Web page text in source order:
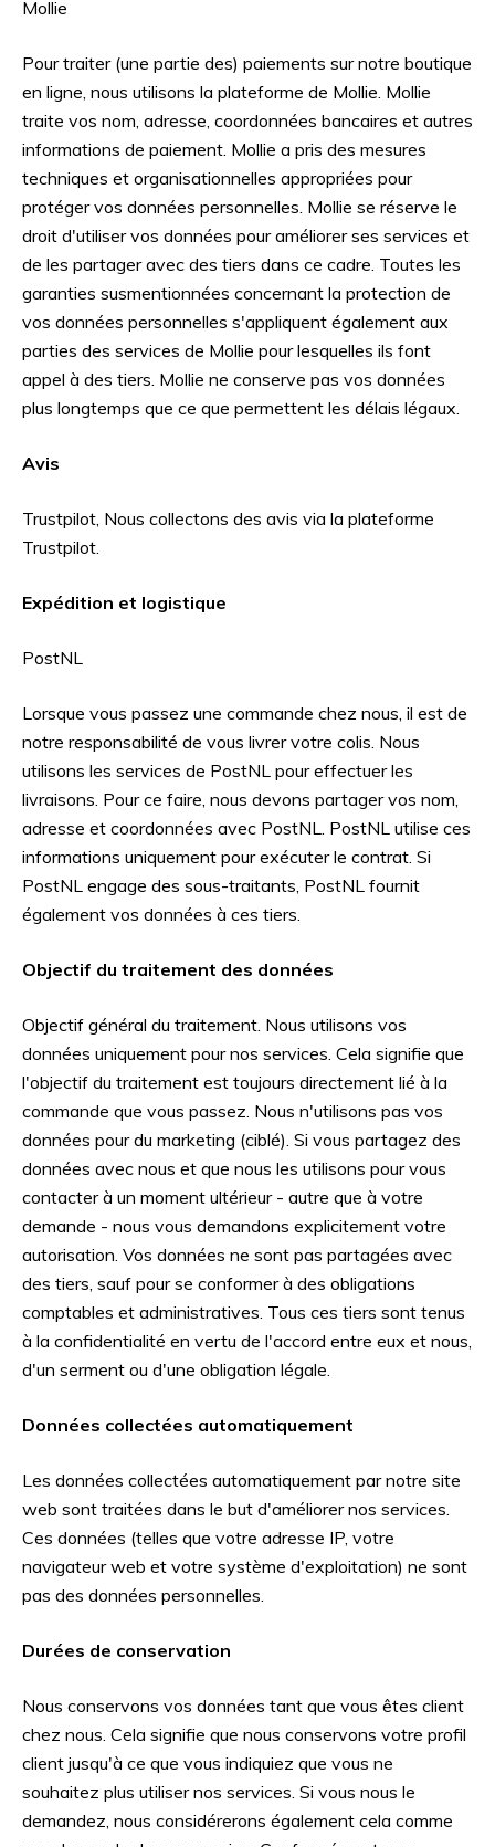
Mollie
Pour traiter (une partie des) paiements sur notre boutique
en ligne, nous utilisons la plateforme de Mollie. Mollie
traite vos nom, adresse, coordonnées bancaires et autres
informations de paiement. Mollie a pris des mesures
techniques et organisationnelles appropriées pour
protéger vos données personnelles. Mollie se réserve le
droit d'utiliser vos données pour améliorer ses services et
de les partager avec des tiers dans ce cadre. Toutes les
garanties susmentionnées concernant la protection de
vos données personnelles s'appliquent également aux
parties des services de Mollie pour lesquelles ils font
appel à des tiers. Mollie ne conserve pas vos données
plus longtemps que ce que permettent les délais légaux.
Avis
Trustpilot, Nous collectons des avis via la plateforme
Trustpilot.
Expédition et logistique
PostNL
Lorsque vous passez une commande chez nous, il est de
notre responsabilité de vous livrer votre colis. Nous
utilisons les services de PostNL pour effectuer les
livraisons. Pour ce faire, nous devons partager vos nom,
adresse et coordonnées avec PostNL. PostNL utilise ces
informations uniquement pour exécuter le contrat. Si
PostNL engage des sous-traitants, PostNL fournit
également vos données à ces tiers.
Objectif du traitement des données
Objectif général du traitement. Nous utilisons vos
données uniquement pour nos services. Cela signifie que
l'objectif du traitement est toujours directement lié à la
commande que vous passez. Nous n'utilisons pas vos
données pour du marketing (ciblé). Si vous partagez des
données avec nous et que nous les utilisons pour vous
contacter à un moment ultérieur - autre que à votre
demande - nous vous demandons explicitement votre
autorisation. Vos données ne sont pas partagées avec
des tiers, sauf pour se conformer à des obligations
comptables et administratives. Tous ces tiers sont tenus
à la confidentialité en vertu de l'accord entre eux et nous,
d'un serment ou d'une obligation légale.
Données collectées automatiquement
Les données collectées automatiquement par notre site
web sont traitées dans le but d'améliorer nos services.
Ces données (telles que votre adresse IP, votre
navigateur web et votre système d'exploitation) ne sont
pas des données personnelles.
Durées de conservation
Nous conservons vos données tant que vous êtes client
chez nous. Cela signifie que nous conservons votre profil
client jusqu'à ce que vous indiquiez que vous ne
souhaitez plus utiliser nos services. Si vous nous le
demandez, nous considérerons également cela comme